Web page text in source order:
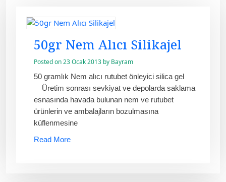
50gr Nem Alıcı Silikajel
Posted on23 Ocak 2013 by Bayram
50 gramlık Nem alıcı rutubet önleyici silica gel
Üretim sonrası sevkiyat ve depolarda saklama
esnasında havada bulunan nem ve rutubet
ürünlerin ve ambalajların bozulmasına
küflenmesine
Read More